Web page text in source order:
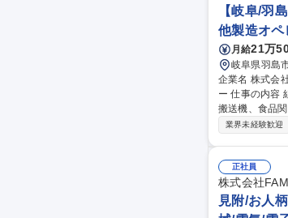
【岐阜/羽
他製造オペ
月給21万
岐阜県羽島
企業名 株式会社都築産業 求人名 【岐阜/羽島市】機械組立職（未
ー 仕事の内容 組み立て図面を参考に、各種工具や加工機を用いて組付け作業を行います。制作する機械は基盤の
搬送機、食品関連
自身の手で丹
業界未経験歓迎
正社員
株式会社
見附/お人